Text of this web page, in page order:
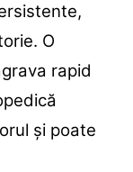
O
rapid
și poate